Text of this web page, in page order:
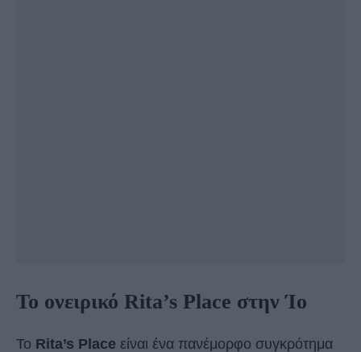
Το ονειρικό Rita’s Place στην Ίο
Το Rita’s Place είναι ένα πανέμορφο συγκρότημα